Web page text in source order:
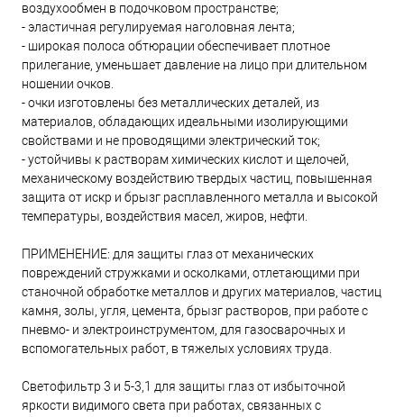
воздухообмен в подочковом пространстве;
- эластичная регулируемая наголовная лента;
- широкая полоса обтюрации обеспечивает плотное
прилегание, уменьшает давление на лицо при длительном
ношении очков.
- очки изготовлены без металлических деталей, из
материалов, обладающих идеальными изолирующими
свойствами и не проводящими электрический ток;
- устойчивы к растворам химических кислот и щелочей,
механическому воздействию твердых частиц, повышенная
защита от искр и брызг расплавленного металла и высокой
температуры, воздействия масел, жиров, нефти.
ПРИМЕНЕНИЕ: для защиты глаз от механических
повреждений стружками и осколками, отлетающими при
станочной обработке металлов и других материалов, частиц
камня, золы, угля, цемента, брызг растворов, при работе с
пневмо- и электроинструментом, для газосварочных и
вспомогательных работ, в тяжелых условиях труда.
Cветофильтр 3 и 5-3,1 для защиты глаз от избыточной
яркости видимого света при работах, связанных с